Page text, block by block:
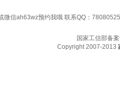
微信ah63wz预约我哦 联系QQ：
国家工信部备
Copyright 2007-2013